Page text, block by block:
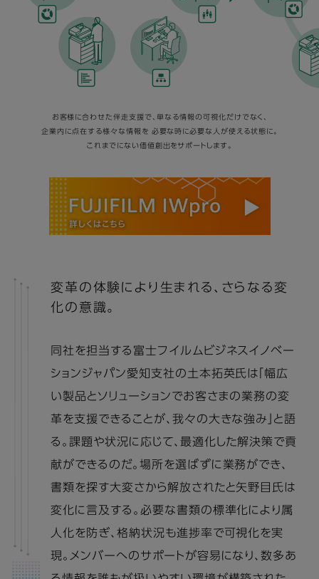
お客様に合わせた伴走支援で、単なる情報の可視化だけでなく、
企業内に点在する様々な情報を 必要な時に必要な人が使える状態に。
これまでにない価値創出をサポートします。
変革の体験により生まれる、さらなる変
化の意識。
同社を担当する富士フイルムビジネスイノベー
ションジャパン愛知支社の土本拓英氏は「幅広
い製品とソリューションでお客さまの業務の変
革を支援できることが、我々の大きな強み」と語
る。課題や状況に応じて、最適化した解決策で貢
献ができるのだ。場所を選ばずに業務ができ、
書類を探す大変さから解放されたと矢野目氏は
変化に言及する。必要な書類の標準化により属
人化を防ぎ、格納状況も進捗率で可視化を実
現。メンバーへのサポートが容易になり、数多あ